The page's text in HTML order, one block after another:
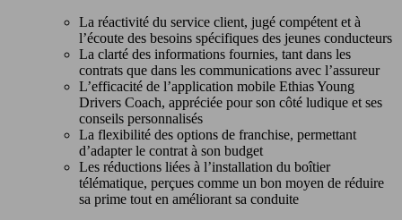
La réactivité du service client, jugé compétent et à
l’écoute des besoins spécifiques des jeunes conducteurs
La clarté des informations fournies, tant dans les
contrats que dans les communications avec l’assureur
L’efficacité de l’application mobile Ethias Young
Drivers Coach, appréciée pour son côté ludique et ses
conseils personnalisés
La flexibilité des options de franchise, permettant
d’adapter le contrat à son budget
Les réductions liées à l’installation du boîtier
télématique, perçues comme un bon moyen de réduire
sa prime tout en améliorant sa conduite